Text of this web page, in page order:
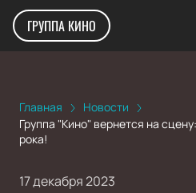
ГРУППА КИНО
Главная
Новости
Группа "Кино" вернется на
рока!
17 декабря 2023